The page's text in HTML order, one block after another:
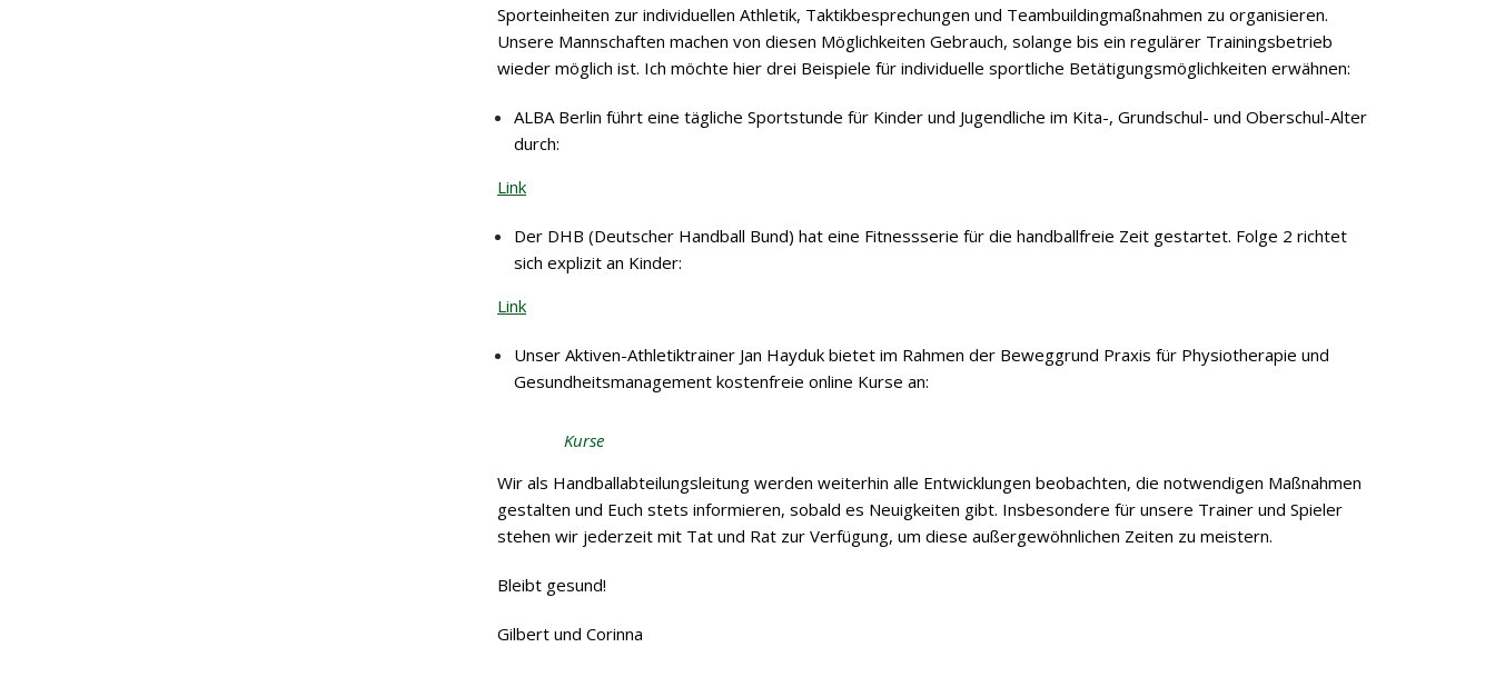
Sporteinheiten zur individuellen Athletik, Taktikbesprechungen und Teambuildingmaßnahmen zu organisieren.
Unsere Mannschaften machen von diesen Möglichkeiten Gebrauch, solange bis ein regulärer Trainingsbetrieb
wieder möglich ist. Ich möchte hier drei Beispiele für individuelle sportliche Betätigungsmöglichkeiten erwähnen:
ALBA Berlin führt eine tägliche Sportstunde für Kinder und Jugendliche im Kita-, Grundschul- und Oberschul-Alter
durch:
Link
Der DHB (Deutscher Handball Bund) hat eine Fitnessserie für die handballfreie Zeit gestartet. Folge 2 richtet
sich explizit an Kinder:
Link
Unser Aktiven-Athletiktrainer Jan Hayduk bietet im Rahmen der Beweggrund Praxis für Physiotherapie und
Gesundheitsmanagement kostenfreie online Kurse an:
Kurse
Wir als Handballabteilungsleitung werden weiterhin alle Entwicklungen beobachten, die notwendigen Maßnahmen
gestalten und Euch stets informieren, sobald es Neuigkeiten gibt. Insbesondere für unsere Trainer und Spieler
stehen wir jederzeit mit Tat und Rat zur Verfügung, um diese außergewöhnlichen Zeiten zu meistern.
Bleibt gesund!
Gilbert und Corinna